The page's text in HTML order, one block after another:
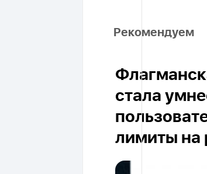
Рекомендуем
стала
лимиты на